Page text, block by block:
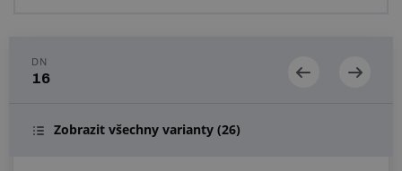
DN
16
Zobrazit všechny varianty (26)